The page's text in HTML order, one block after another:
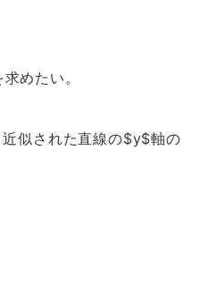
めたい。
似された直線の$y$軸の